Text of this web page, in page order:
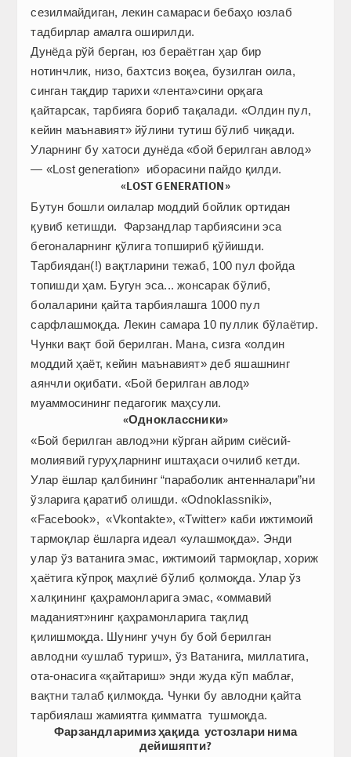
сезилмайдиган, лекин самараси бебаҳо юзлаб
тадбирлар амалга оширилди.
Дунёда рўй берган, юз бераётган ҳар бир
нотинчлик, низо, бахтсиз воқеа, бузилган оила,
синган тақдир тарихи «лента»сини орқага
қайтарсак, тарбияга бориб тақалади. «Олдин пул,
кейин маънавият» йўлини тутиш бўлиб чиқади.
Уларнинг бу хатоси дунёда «бой берилган авлод»
— «Lost generation» иборасини пайдо қилди.
«LOST GENERATION»
Бутун бошли оилалар моддий бойлик ортидан
қувиб кетишди. Фарзандлар тарбиясини эса
бегоналарнинг қўлига топшириб қўйишди.
Тарбиядан(!) вақтларини тежаб, 100 пул фойда
топишди ҳам. Бугун эса... жонсарак бўлиб,
болаларини қайта тарбиялашга 1000 пул
сарфлашмоқда. Лекин самара 10 пуллик бўлаётир.
Чунки вақт бой берилган. Мана, сизга «олдин
моддий ҳаёт, кейин маънавият» деб яшашнинг
аянчли оқибати. «Бой берилган авлод»
муаммосининг педагогик маҳсули.
«Одноклассники»
«Бой берилган авлод»ни кўрган айрим сиёсий-
молиявий гуруҳларнинг иштаҳаси очилиб кетди.
Улар ёшлар қалбининг “параболик антенналари”ни
ўзларига қаратиб олишди. «Odnoklassniki»,
«Facebook», «Vkontakte», «Twitter» каби ижтимоий
тармоқлар ёшларга идеал «улашмоқда». Энди
улар ўз ватанига эмас, ижтимоий тармоқлар, хориж
ҳаётига кўпроқ маҳлиё бўлиб қолмоқда. Улар ўз
халқининг қаҳрамонларига эмас, «оммавий
маданият»нинг қаҳрамонларига тақлид
қилишмоқда. Шунинг учун бу бой берилган
авлодни «ушлаб туриш», ўз Ватанига, миллатига,
ота-онасига «қайтариш» энди жуда кўп маблағ,
вақтни талаб қилмоқда. Чунки бу авлодни қайта
тарбиялаш жамиятга қимматга тушмоқда.
Фарзандларимиз ҳақида устозлари нима
дейишяпти?